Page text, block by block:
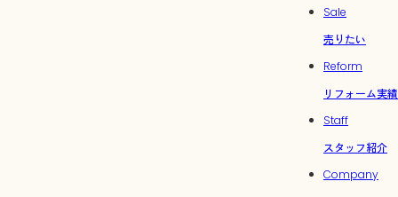
Sale
売りたい
Reform
リフォーム実績
Staff
スタッフ紹介
Company